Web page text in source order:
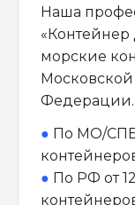
Наша
«Контейнер
морские
Федерации.
● По МО/СПБ
● По РФ от